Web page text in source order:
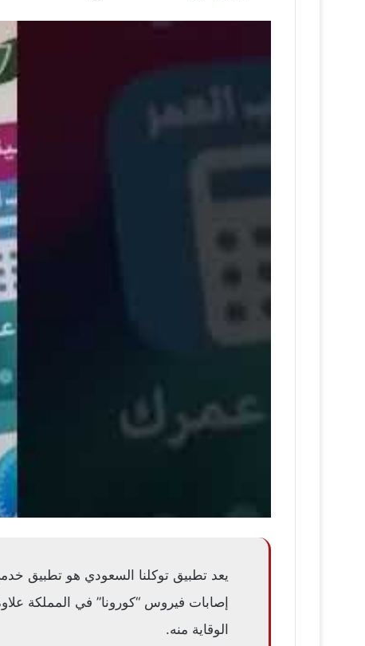
يعد تطبيق توكلنا السعودي هو تطبيق
إصابات فيروس “كورونا” في المملكة
الوقاية منه.